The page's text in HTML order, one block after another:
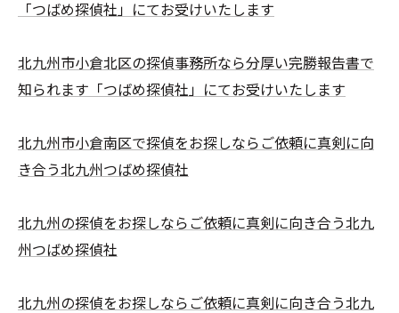
「つばめ探偵社」にてお受けいたします
北九州市小倉北区の探偵事務所なら分厚い完勝報告書で
知られます「つばめ探偵社」にてお受けいたします
北九州市小倉南区で探偵をお探しならご依頼に真剣に向
き合う北九州つばめ探偵社
北九州の探偵をお探しならご依頼に真剣に向き合う北九
州つばめ探偵社
北九州の探偵をお探しならご依頼に真剣に向き合う北九